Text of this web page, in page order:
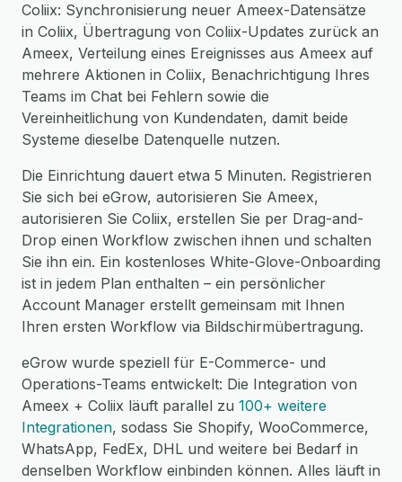
Coliix: Synchronisierung neuer Ameex-Datensätze
in Coliix, Übertragung von Coliix-Updates zurück an
Ameex, Verteilung eines Ereignisses aus Ameex auf
mehrere Aktionen in Coliix, Benachrichtigung Ihres
Teams im Chat bei Fehlern sowie die
Vereinheitlichung von Kundendaten, damit beide
Systeme dieselbe Datenquelle nutzen.
Die Einrichtung dauert etwa 5 Minuten. Registrieren
Sie sich bei eGrow, autorisieren Sie Ameex,
autorisieren Sie Coliix, erstellen Sie per Drag-and-
Drop einen Workflow zwischen ihnen und schalten
Sie ihn ein. Ein kostenloses White-Glove-Onboarding
ist in jedem Plan enthalten – ein persönlicher
Account Manager erstellt gemeinsam mit Ihnen
Ihren ersten Workflow via Bildschirmübertragung.
eGrow wurde speziell für E-Commerce- und
Operations-Teams entwickelt: Die Integration von
Ameex + Coliix läuft parallel zu 100+ weitere
Integrationen, sodass Sie Shopify, WooCommerce,
WhatsApp, FedEx, DHL und weitere bei Bedarf in
denselben Workflow einbinden können. Alles läuft in